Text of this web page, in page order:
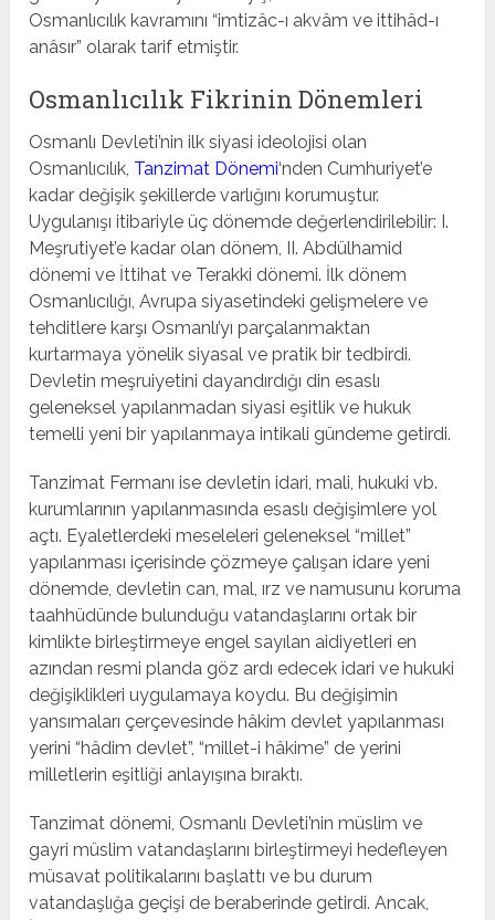
Osmanlıcılık kavramını “imtizâc-ı akvâm ve ittihâd-ı
anâsır” olarak tarif etmiştir.
Osmanlıcılık Fikrinin Dönemleri
Osmanlı Devleti’nin ilk siyasi ideolojisi olan
Osmanlıcılık, Tanzimat Dönemi‘nden Cumhuriyet’e
kadar değişik şekillerde varlığını korumuştur.
Uygulanışı itibariyle üç dönemde değerlendirilebilir: I.
Meşrutiyet’e kadar olan dönem, II. Abdülhamid
dönemi ve İttihat ve Terakki dönemi. İlk dönem
Osmanlıcılığı, Avrupa siyasetindeki gelişmelere ve
tehditlere karşı Osmanlı’yı parçalanmaktan
kurtarmaya yönelik siyasal ve pratik bir tedbirdi.
Devletin meşruiyetini dayandırdığı din esaslı
geleneksel yapılanmadan siyasi eşitlik ve hukuk
temelli yeni bir yapılanmaya intikali gündeme getirdi.
Tanzimat Fermanı ise devletin idari, mali, hukuki vb.
kurumlarının yapılanmasında esaslı değişimlere yol
açtı. Eyaletlerdeki meseleleri geleneksel “millet”
yapılanması içerisinde çözmeye çalışan idare yeni
dönemde, devletin can, mal, ırz ve namusunu koruma
taahhüdünde bulunduğu vatandaşlarını ortak bir
kimlikte birleştirmeye engel sayılan aidiyetleri en
azından resmi planda göz ardı edecek idari ve hukuki
değişiklikleri uygulamaya koydu. Bu değişimin
yansımaları çerçevesinde hâkim devlet yapılanması
yerini “hâdim devlet”, “millet-i hâkime” de yerini
milletlerin eşitliği anlayışına bıraktı.
Tanzimat dönemi, Osmanlı Devleti’nin müslim ve
gayri müslim vatandaşlarını birleştirmeyi hedefleyen
müsavat politikalarını başlattı ve bu durum
vatandaşlığa geçişi de beraberinde getirdi. Ancak,